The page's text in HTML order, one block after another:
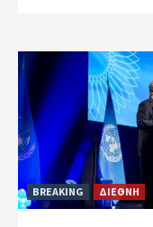
BREAKING ΔΙΕΘΝΗ